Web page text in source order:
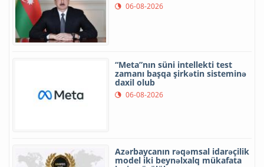
06-08-2026
“Meta”nın süni intellekti test
zamanı başqa şirkətin sisteminə
daxil olub
06-08-2026
Azərbaycanın rəqəmsal idarəçilik
model iki beynəlxalq mükafata